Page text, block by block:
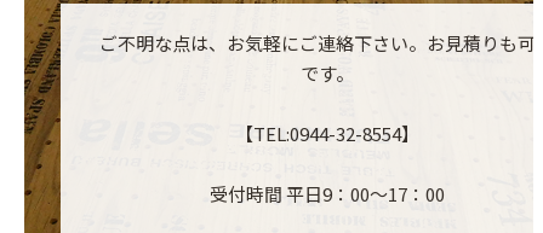
ご不明な点は、お気軽にご連絡下さい。お見積りも可
です。
【TEL:0944-32-8554】
受付時間 平日9：00～17：00